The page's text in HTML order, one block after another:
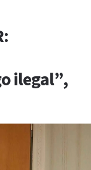
ilegal”,